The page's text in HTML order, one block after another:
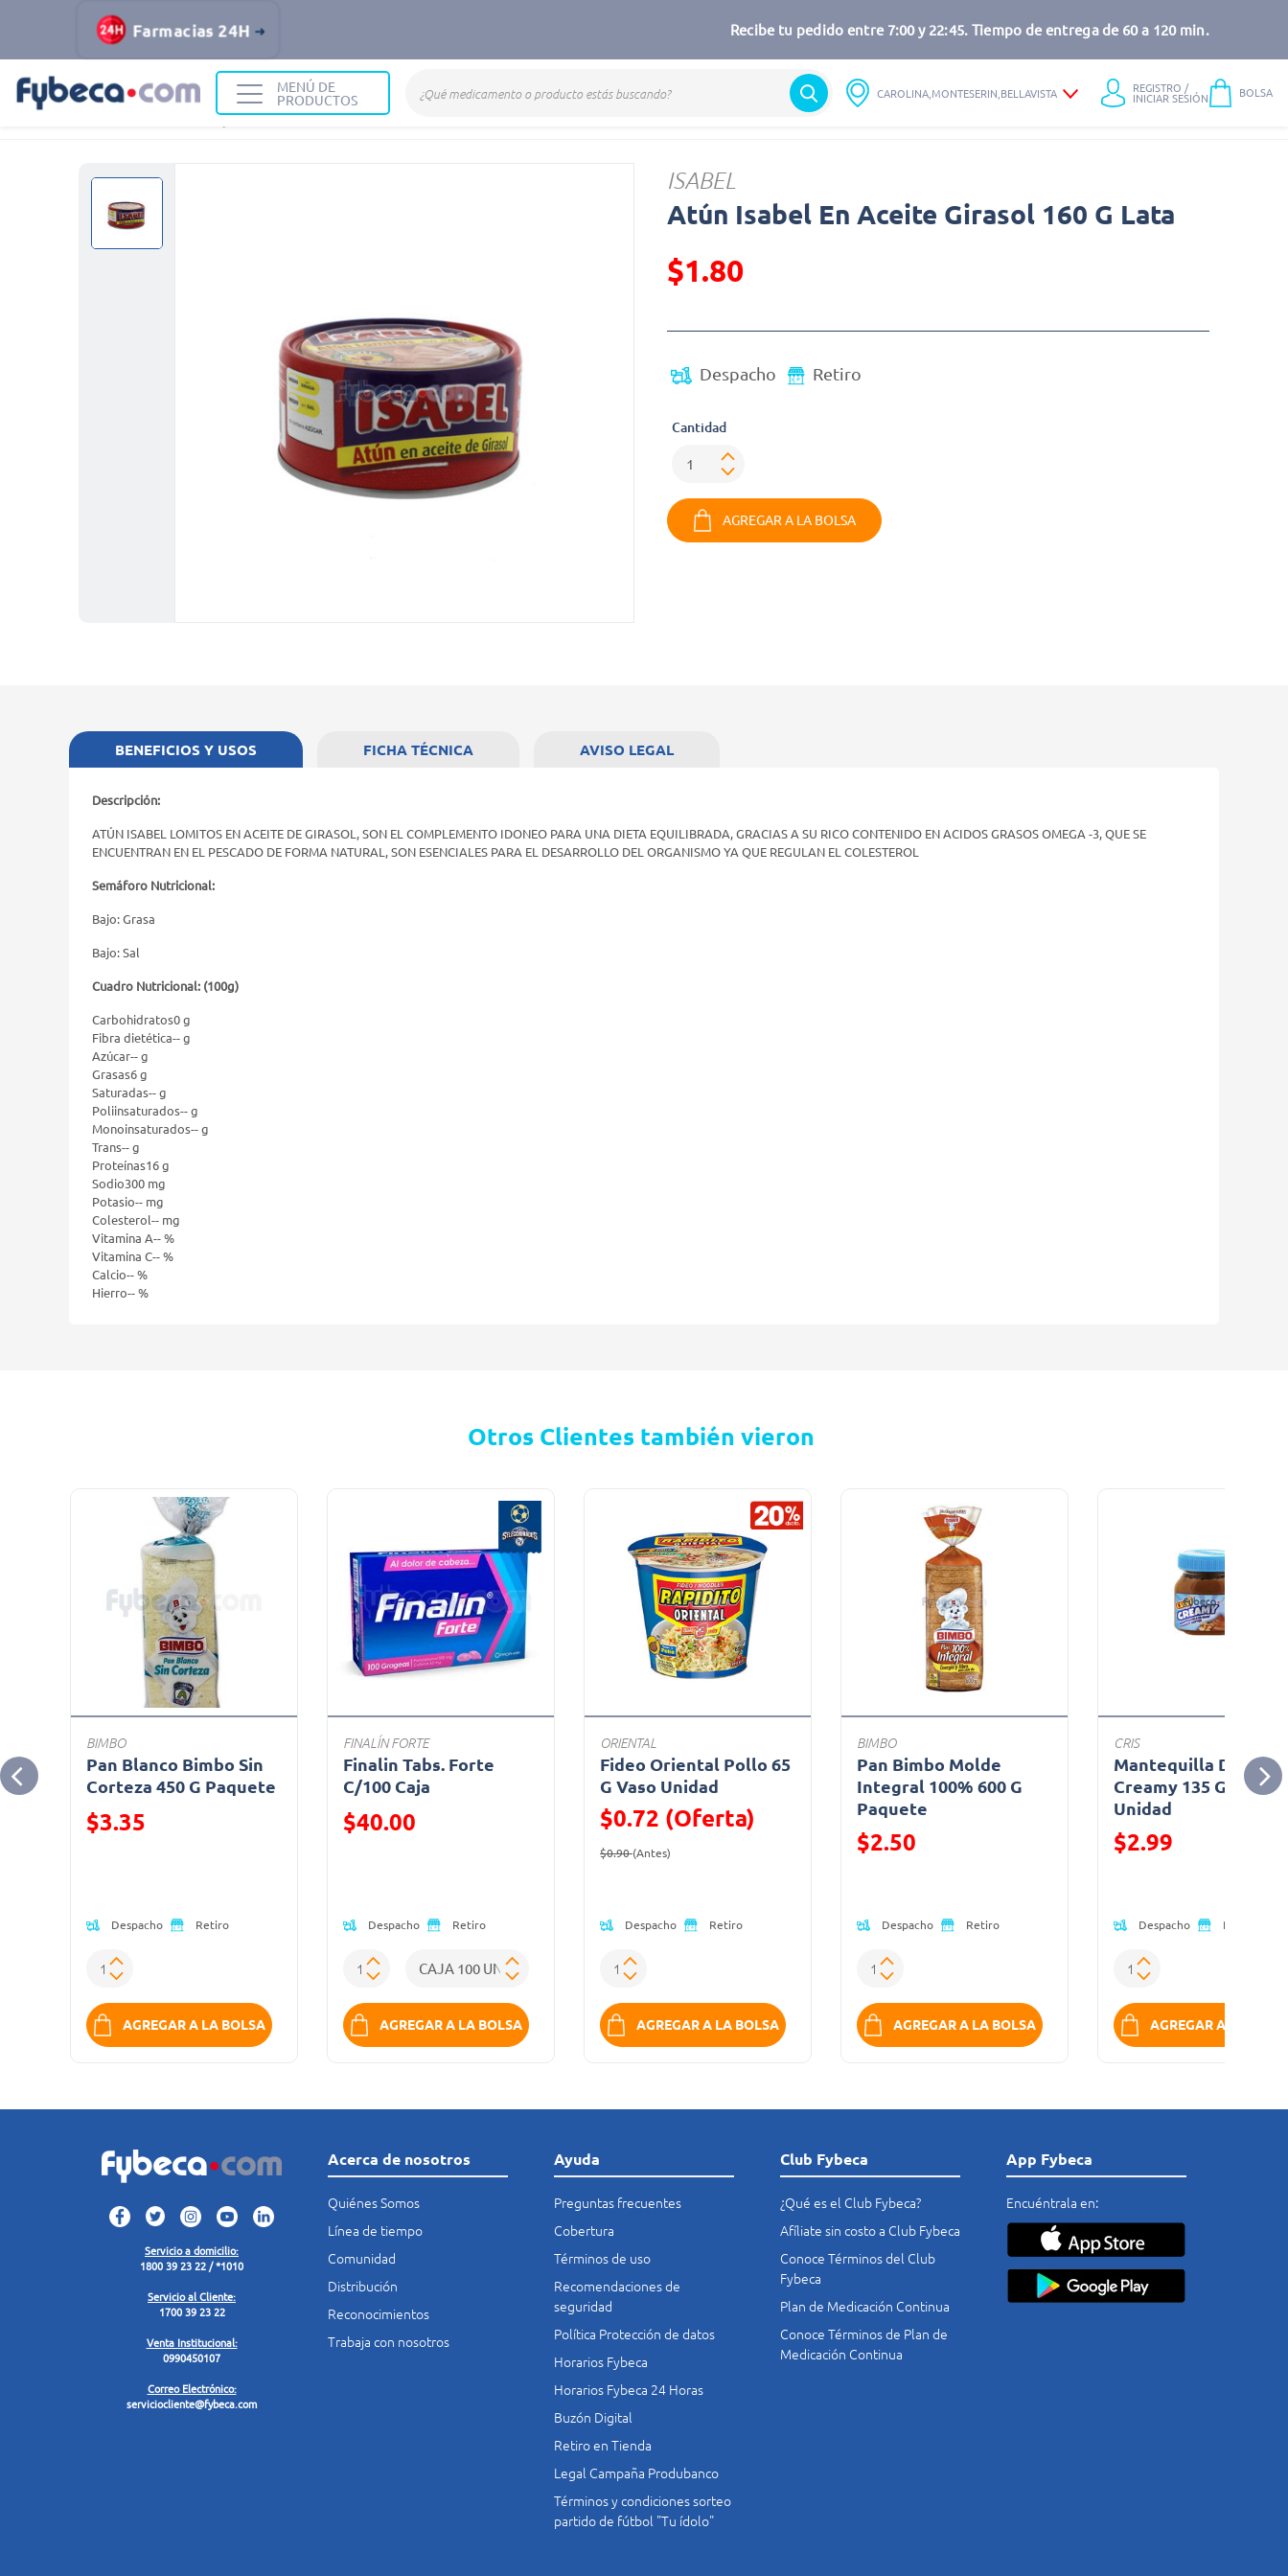
Farmacias 24H Recibe tu pedido entre 7:00 y 22:45. Tiempo de entrega de 60 a 120 min.
MENÚ DE
PRODUCTOS CAROLINA,MONTESERIN,BELLAVISTA REGISTRO /
INICIAR SESIÓN BOLSA
Alimentos y Bebidas Abastos Atún
ISABEL
Atún Isabel En Aceite Girasol 160 G Lata
Precio reducido de
$1.80
Despacho Retiro
Cantidad
AGREGAR A LA BOLSA
BENEFICIOS Y USOS
Descripción:
ATÚN ISABEL LOMITOS EN ACEITE DE GIRASOL, SON EL COMPLEMENTO IDONEO PARA UNA DIETA EQUILIBRADA, GRACIAS A SU RICO CONTENIDO EN ACIDOS GRASOS OMEGA -3, QUE SE
ENCUENTRAN EN EL PESCADO DE FORMA NATURAL, SON ESENCIALES PARA EL DESARROLLO DEL ORGANISMO YA QUE REGULAN EL COLESTEROL
Semáforo Nutricional:
Bajo: Grasa
Bajo: Sal
Cuadro Nutricional: (100g)
Carbohidratos0 g
Fibra dietética-- g
Azúcar-- g
Grasas6 g
Saturadas-- g
Poliinsaturados-- g
Monoinsaturados-- g
Trans-- g
Proteínas16 g
Sodio300 mg
Potasio-- mg
Colesterol-- mg
Vitamina A-- %
Vitamina C-- %
Calcio-- %
Hierro-- %
FICHA TÉCNICA AVISO LEGAL
Otros Clientes también vieron
BIMBO
Pan Blanco Bimbo Sin
Corteza 450 G Paquete
Precio reducido de
$3.35
Despacho Retiro
AGREGAR A LA BOLSA
FINALÍN FORTE
Finalin Tabs. Forte
C/100 Caja
Precio reducido de
$40.00
Despacho Retiro
AGREGAR A LA BOLSA
ORIENTAL
Fideo Oriental Pollo 65
G Vaso Unidad
$0.72 (Oferta)
Precio reducido de
$0.90(Antes)
Despacho Retiro
AGREGAR A LA BOLSA
BIMBO
Pan Bimbo Molde
Integral 100% 600 G
Paquete
Precio reducido de
$2.50
Despacho Retiro
AGREGAR A LA BOLSA
CRIS
Mantequilla De Maní
Creamy 135 G Frasco
Unidad
Precio reducido de
$2.99
Despacho Retiro
AGREGAR A LA
Servicio a domicilio:
1800 39 23 22 / *1010
Servicio al Cliente:
1700 39 23 22
Venta Institucional:
0990450107
Correo Electrónico:
serviciocliente@fybeca.com
Acerca de nosotros
Quiénes Somos
Línea de tiempo
Comunidad
Distribución
Reconocimientos
Trabaja con nosotros
Ayuda
Preguntas frecuentes
Cobertura
Términos de uso
Recomendaciones de
seguridad
Política Protección de datos
Horarios Fybeca
Horarios Fybeca 24 Horas
Buzón Digital
Retiro en Tienda
Legal Campaña Produbanco
Términos y condiciones sorteo
partido de fútbol "Tu ídolo"
Club Fybeca
¿Qué es el Club Fybeca?
Afíliate sin costo a Club Fybeca
Conoce Términos del Club
Fybeca
Plan de Medicación Continua
Conoce Términos de Plan de
Medicación Continua
App Fybeca
Encuéntrala en: